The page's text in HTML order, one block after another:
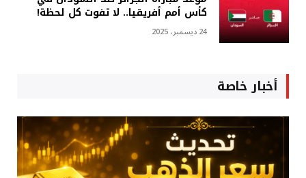
كأس أمم أفريقيا.. لا تفوت كل لحظة!
24 ديسمبر، 2025
أخبار خاصة